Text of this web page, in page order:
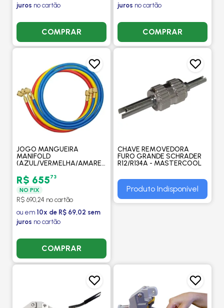
juros no cartão
COMPRAR
juros no cartão
COMPRAR
JOGO MANGUEIRA
MANIFOLD
(AZUL/VERMELHA/AMARELA)
CONEXAO 1/4"SAE -
MASTERCOOL
R$ 65573
NO PIX
R$ 690,24 no cartão
ou em 10x de R$ 69,02 sem
juros no cartão
COMPRAR
CHAVE REMOVEDORA
FURO GRANDE SCHRADER
R12/R134A - MASTERCOOL
Produto Indisponível